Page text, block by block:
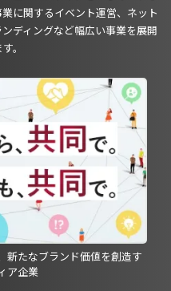
に関するイベント運営、ネット
ディングなど幅広い事業を展開
。
新たなブランド価値を創造す
ア企業